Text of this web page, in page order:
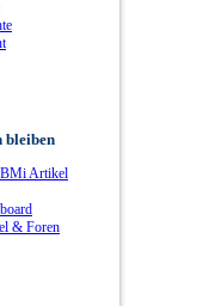
bleiben
Artikel
& Foren